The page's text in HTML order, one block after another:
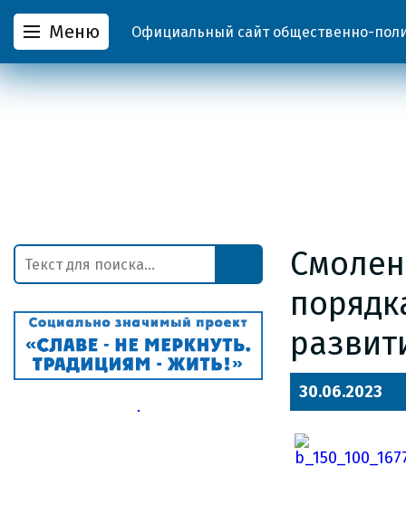
Меню Официальный сайт общественно-
30.06.2023